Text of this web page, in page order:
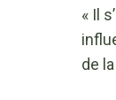
« Il
de